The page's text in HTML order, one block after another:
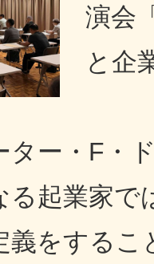
演会
と企
ター・F・
る起業家
義をする